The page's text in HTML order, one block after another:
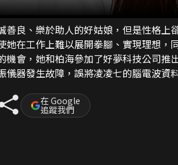
善良、樂於助人的好姑娘，但是性格上
她在工作上難以展開拳腳、實現理想，
機會，她和柏海參加了好夢科技公司推
儀器發生故障，誤將凌凌七的腦電波資
得了進入柏海夢境的能力。由於只是
弱的缺點，努力幫助柏海克服童年時候
七反思自己在生活中的缺陷，她積極
在 Google
追蹤我們